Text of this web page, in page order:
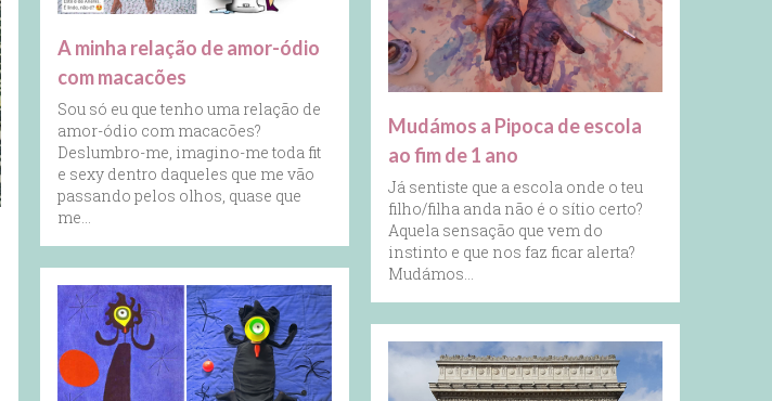
A minha relação de amor-ódio
com macacões
Sou só eu que tenho uma relação de
amor-ódio com macacões?
Deslumbro-me, imagino-me toda fit
e sexy dentro daqueles que me vão
passando pelos olhos, quase que
me…
Mudámos a Pipoca de escola
ao fim de 1 ano
Já sentiste que a escola onde o teu
filho/filha anda não é o sítio certo?
Aquela sensação que vem do
instinto e que nos faz ficar alerta?
Mudámos…